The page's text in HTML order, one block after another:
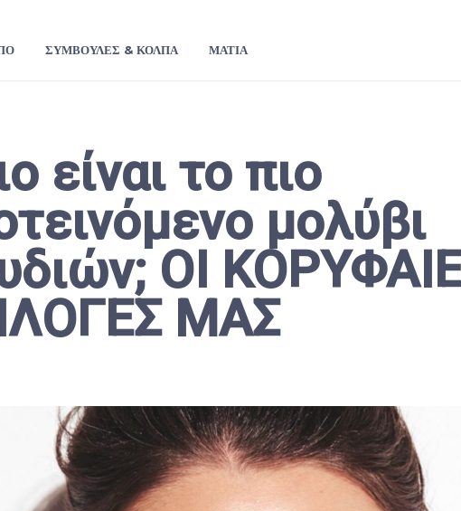
ΣΥΜΒΟΥΛΈΣ & ΚΌΛΠΑ ΜΆΤΙΑ
είναι το πιο
μολύβι
ΟΙ
ΜΑΣ